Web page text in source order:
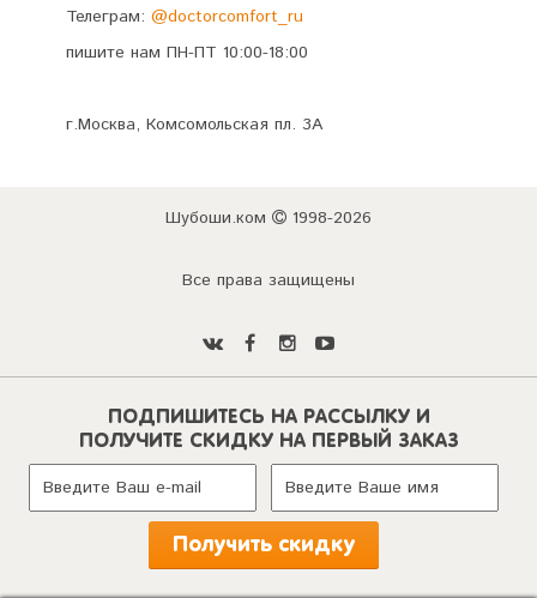
Телеграм: @doctorcomfort_ru
пишите нам ПН-ПТ 10:00-18:00
г.Москва, Комсомольская пл. 3А
Шубоши.ком 1998-2026
Все права защищены
ПОДПИШИТЕСЬ НА РАССЫЛКУ И
ПОЛУЧИТЕ СКИДКУ НА ПЕРВЫЙ ЗАКАЗ